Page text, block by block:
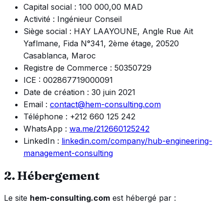
Capital social : 100 000,00 MAD
Activité : Ingénieur Conseil
Siège social : HAY LAAYOUNE, Angle Rue Ait
Yaflmane, Fida N°341, 2ème étage, 20520
Casablanca, Maroc
Registre de Commerce : 50350729
ICE : 002867719000091
Date de création : 30 juin 2021
Email : contact@hem-consulting.com
Téléphone : +212 660 125 242
WhatsApp : wa.me/212660125242
LinkedIn : linkedin.com/company/hub-engineering-
management-consulting
2. Hébergement
Le site hem-consulting.com est hébergé par :